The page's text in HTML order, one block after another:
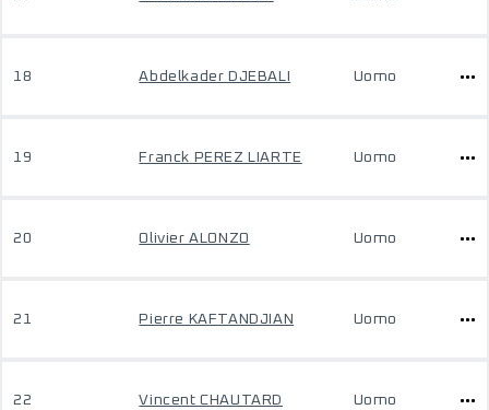
18 Abdelkader DJEBALI Uomo
19 Franck PEREZ LIARTE Uomo
20 Olivier ALONZO Uomo
21 Pierre KAFTANDJIAN Uomo
22 Vincent CHAUTARD Uomo